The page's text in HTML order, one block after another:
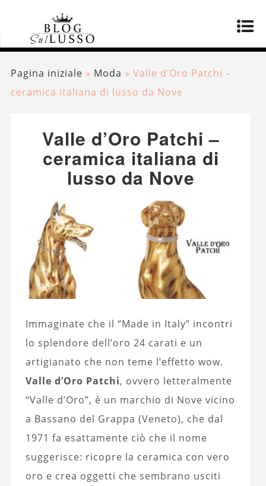
Pagina iniziale » Moda » Valle d’Oro Patchi –
ceramica italiana di lusso da Nove
Valle d’Oro Patchi –
ceramica italiana di
lusso da Nove
Immaginate che il “Made in Italy” incontri
lo splendore dell’oro 24 carati e un
artigianato che non teme l’effetto wow.
Valle d’Oro Patchi, ovvero letteralmente
“Valle d’Oro”, è un marchio di Nove vicino
a Bassano del Grappa (Veneto), che dal
1971 fa esattamente ciò che il nome
suggerisce: ricopre la ceramica con vero
oro e crea oggetti che sembrano usciti